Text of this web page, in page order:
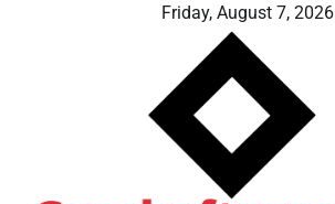
Friday, August 7, 2026